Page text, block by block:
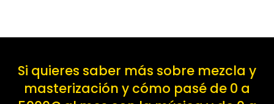
Si quieres saber más sobre mezcla y
masterización y cómo pasé de 0 a